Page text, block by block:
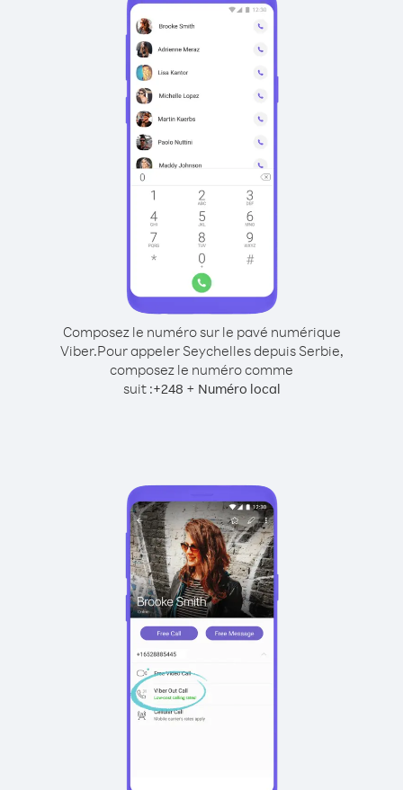
Composez le numéro sur le pavé numérique
Viber.Pour appeler Seychelles depuis Serbie,
composez le numéro comme
suit :+248 + Numéro local